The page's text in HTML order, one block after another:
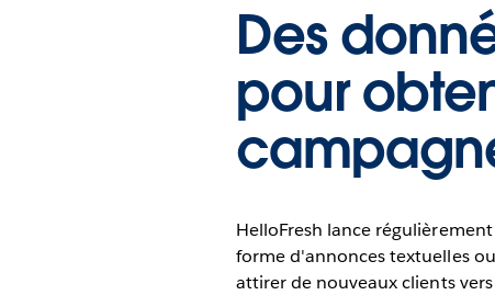
Des
pour
HelloFresh lance
forme d'annonces textuelles
attirer de nouveaux clients